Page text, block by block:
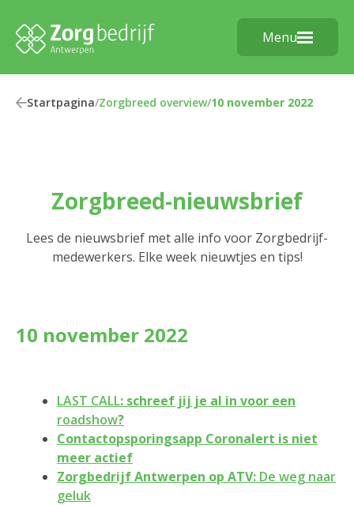
Menu
Startpagina/Zorgbreed overview/10 november 2022
Zorgbreed-nieuwsbrief
Lees de nieuwsbrief met alle info voor Zorgbedrijf-
medewerkers. Elke week nieuwtjes en tips!
10 november 2022
LAST CALL: schreef jij je al in voor een
roadshow?
Contactopsporingsapp Coronalert is niet
meer actief
Zorgbedrijf Antwerpen op ATV: De weg naar
geluk